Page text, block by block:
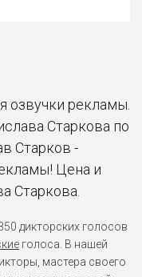
озвучки рекламы.
Старкова по
Старков -
Цена и
Старкова.
дикторских голосов
голоса. В нашей
мастера своего